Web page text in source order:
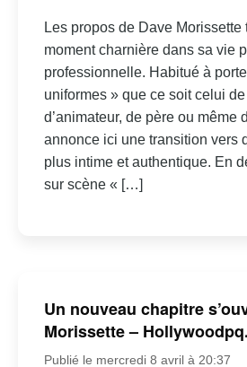
Les propos de Dave Morissette
moment charnière dans sa vie
professionnelle. Habitué à
uniformes » que ce soit celui
d’animateur, de père ou même
annonce ici une transition vers
plus intime et authentique. En
sur scène « […]
Un nouveau chapitre
Morissette –
Publié le mercredi 8 avril à 20:37